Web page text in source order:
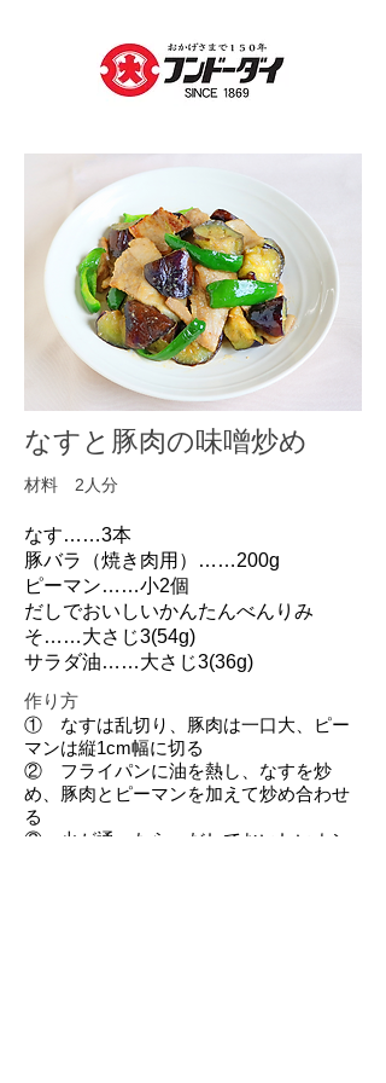
なすと豚肉の味噌炒め
材料 2人分
なす……3本
豚バラ（焼き肉用）……200g
ピーマン……小2個
だしでおいしいかんたんべんりみ
そ……大さじ3(54g)
サラダ油……大さじ3(36g)
作り方
① なすは乱切り、豚肉は一口大、ピー
マンは縦1cm幅に切る
② フライパンに油を熱し、なすを炒
め、豚肉とピーマンを加えて炒め合わせ
る
③ 火が通ったら、だしでおいしいカン